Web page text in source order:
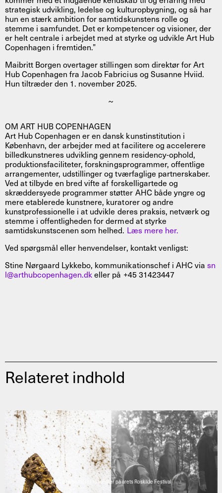
strategisk udvikling, ledelse og kulturopbygning, og så har
hun en stærk ambition for samtidskunstens rolle og
stemme i samfundet. Det er kompetencer og visioner, der
er helt centrale i arbejdet med at styrke og udvikle Art Hub
Copenhagen i fremtiden.”
Maibritt Borgen overtager stillingen som direktør for Art
Hub Copenhagen fra Jacob Fabricius og Susanne Hviid.
Hun tiltræder den 1. november 2025.
~
OM ART HUB COPENHAGEN
Art Hub Copenhagen er en dansk kunstinstitution i
København, der arbejder med at facilitere og accelerere
billedkunstneres udvikling gennem residency-ophold,
produktionsfaciliteter, forskningsprogrammer, offentlige
arrangementer, udstillinger og tværfaglige partnerskaber.
Ved at tilbyde en bred vifte af forskelligartede og
skræddersyede programmer støtter AHC både yngre og
mere etablerede kunstnere, kuratorer og andre
kunstprofessionelle i at udvikle deres praksis, netværk og
stemme i offentligheden for dermed at styrke
samtidskunstscenen som helhed. Læs mere her.
Ved spørgsmål eller henvendelser, kontakt venligst:
Stine Nørgaard Lykkebo, kommunikationschef i AHC via sn
l@arthubcopenhagen.dkeller på +45 31423447
Relateret indhold
AHC præsenterer to værker på årets Roskilde Festival